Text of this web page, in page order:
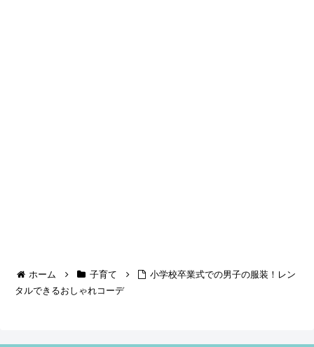
ホーム 子育て
小学校卒業式での男子の服装！レン
タルできるおしゃれコーデ